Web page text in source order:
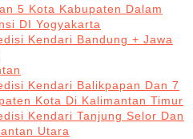
5 Kota Kabupaten Dalam
DI Yogyakarta
Kendari Bandung + Jawa
Kendari Balikpapan Dan 7
Kota Di Kalimantan Timur
Kendari Tanjung Selor Dan
Utara